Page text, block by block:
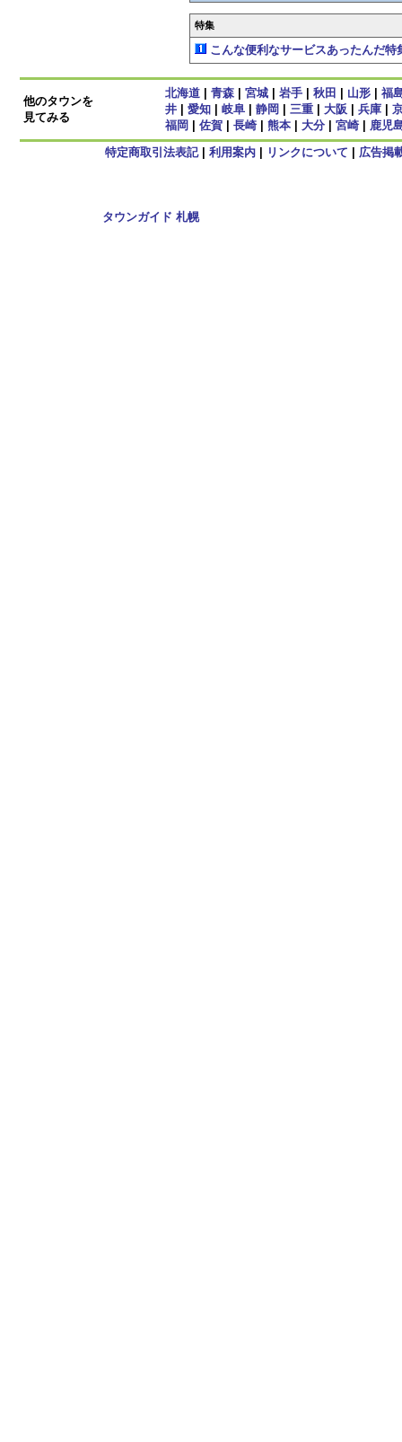
特集
こんな便利なサービスあったんだ特
他のタウンを
見てみる
北海道 青森 宮城 岩手 秋田 山形
福
井
愛知 岐阜 静岡 三重 大阪 兵庫
福岡
佐賀 長崎| 熊本 大分 宮崎| 鹿児
特定商取引法表記| 利用案内| リンクについて 広告掲
タウンガイド 札幌2009 All rights reserved.